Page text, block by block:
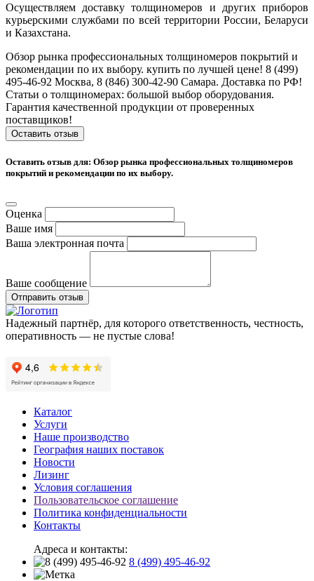
Осуществляем доставку толщиномеров и других приборов
курьерскими службами по всей территории России, Беларуси
и Казахстана.
Обзор рынка профессиональных толщиномеров покрытий и
рекомендации по их выбору. купить по лучшей цене! 8 (499)
495-46-92 Москва, 8 (846) 300-42-90 Самара. Доставка по РФ!
Статьи о толщиномерах: большой выбор оборудования.
Гарантия качественной продукции от проверенных
поставщиков!
Оставить отзыв
Оставить отзыв для: Обзор рынка профессиональных толщиномеров
покрытий и рекомендации по их выбору.
Оценка
Ваше имя
Ваша электронная почта
Ваше сообщение
Отправить отзыв
Надежный партнёр, для которого ответственность, честность,
оперативность — не пустые слова!
Каталог
Услуги
Наше производство
География наших поставок
Новости
Лизинг
Условия соглашения
Пользовательское соглашение
Политика конфиденциальности
Контакты
Адреса и контакты:
8 (499) 495-46-92